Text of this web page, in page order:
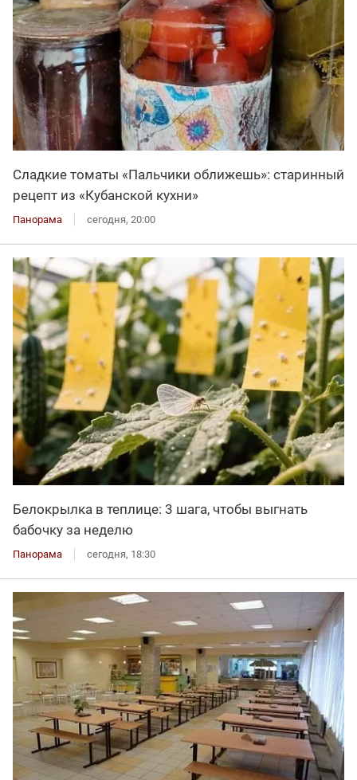
Сладкие томаты «Пальчики оближешь»: старинный
рецепт из «Кубанской кухни»
Панорама сегодня, 20:00
Белокрылка в теплице: 3 шага, чтобы выгнать
бабочку за неделю
Панорама сегодня, 18:30